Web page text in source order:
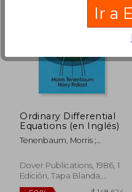
Ordinary Differential
Equations (en Inglés)
Tenenbaum, Morris ;
Dover Publications, 1986, 1
Edición, Tapa Blanda,
Nuevo
Ir a